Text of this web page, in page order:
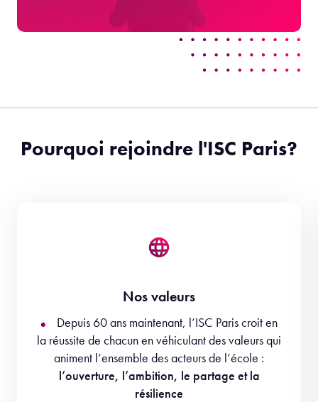
Pourquoi rejoindre l'ISC Paris?
Nos valeurs
Depuis 60 ans maintenant, l’ISC Paris croit en
la réussite de chacun en véhiculant des valeurs qui
animent l’ensemble des acteurs de l’école :
l’ouverture, l’ambition, le partage et la
résilience